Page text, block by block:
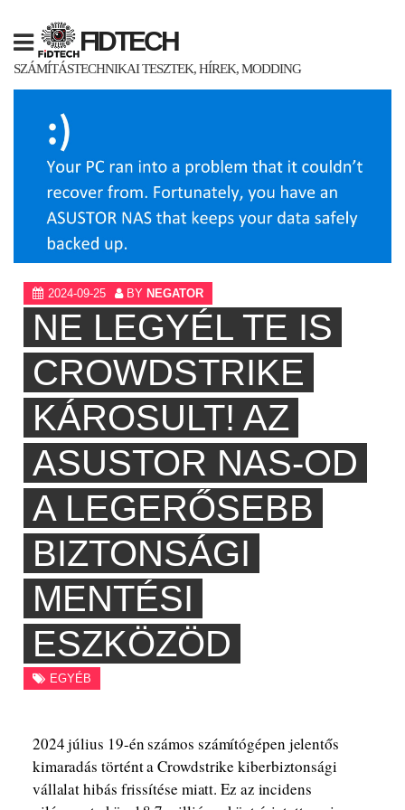
content
FIDTECH
SZÁMÍTÁSTECHNIKAI TESZTEK, HÍREK, MODDING
2024-09-25 BY NEGATOR
NE LEGYÉL TE IS
CROWDSTRIKE
KÁROSULT! AZ
ASUSTOR NAS-OD
A LEGERŐSEBB
BIZTONSÁGI
MENTÉSI
ESZKÖZÖD
EGYÉB
2024 július 19-én számos számítógépen jelentős
kimaradás történt a Crowdstrike kiberbiztonsági
vállalat hibás frissítése miatt. Ez az incidens